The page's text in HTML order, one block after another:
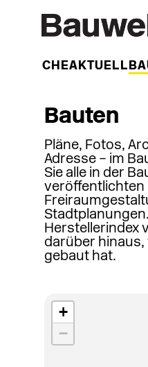
WOCHEAKTUELL
Bauten
Pläne, Fotos,
Adresse – im
Sie alle in der
veröffentlichten
Herstellerindex
darüber
gebaut hat.
+
−